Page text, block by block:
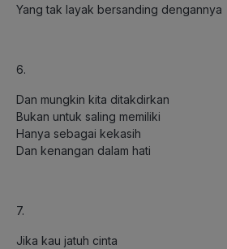
Yang tak layak bersanding dengannya
6.
Dan mungkin kita ditakdirkan
Bukan untuk saling memiliki
Hanya sebagai kekasih
Dan kenangan dalam hati
7.
Jika kau jatuh cinta